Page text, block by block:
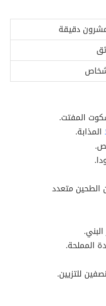
دقيقة
المفتت.
المذابة.
الطحين متعدد
المملحة.
للتزيين.